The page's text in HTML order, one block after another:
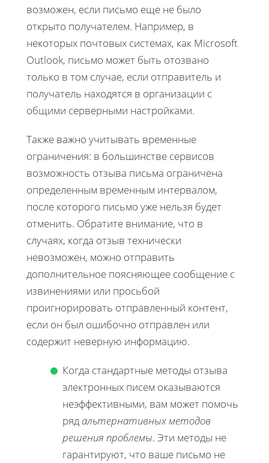
возможен, если письмо еще не было
открыто получателем. Например, в
некоторых почтовых системах, как Microsoft
Outlook, письмо может быть отозвано
только в том случае, если отправитель и
получатель находятся в организации с
общими серверными настройками.
Также важно учитывать временные
ограничения: в большинстве сервисов
возможность отзыва письма ограничена
определенным временным интервалом,
после которого письмо уже нельзя будет
отменить. Обратите внимание, что в
случаях, когда отзыв технически
невозможен, можно отправить
дополнительное поясняющее сообщение с
извинениями или просьбой
проигнорировать отправленный контент,
если он был ошибочно отправлен или
содержит неверную информацию.
Когда стандартные методы отзыва
электронных писем оказываются
неэффективными, вам может помочь
ряд альтернативных методов
решения проблемы. Эти методы не
гарантируют, что ваше письмо не